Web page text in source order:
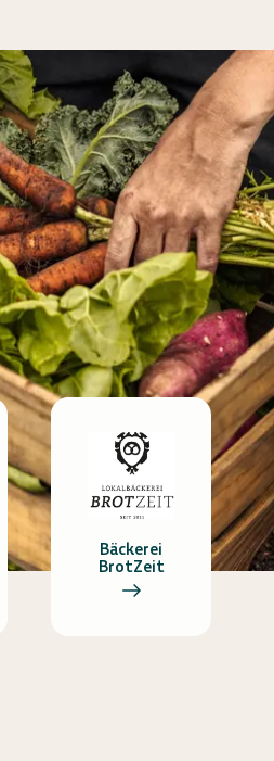
Bäckerei
BrotZeit